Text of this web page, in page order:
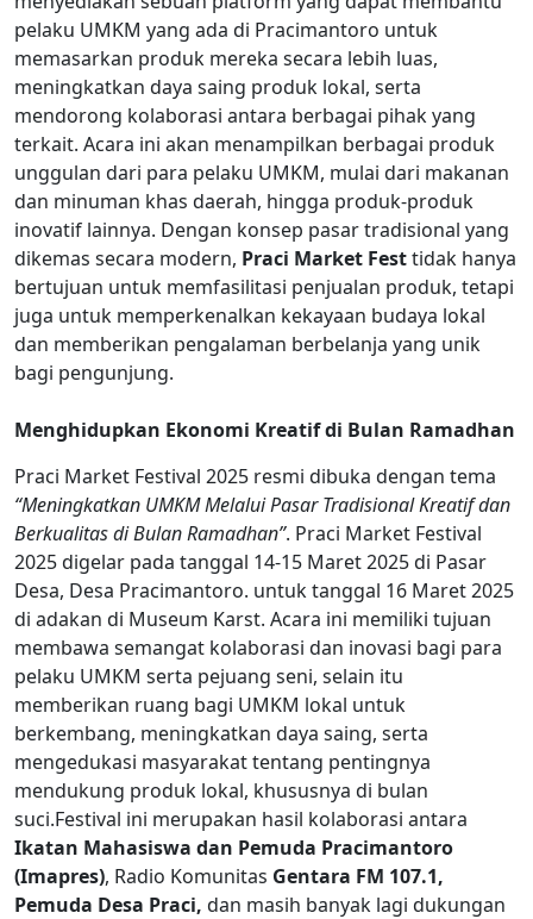
pelaku UMKM yang ada di Pracimantoro untuk
memasarkan produk mereka secara lebih luas,
meningkatkan daya saing produk lokal, serta
mendorong kolaborasi antara berbagai pihak yang
terkait. Acara ini akan menampilkan berbagai produk
unggulan dari para pelaku UMKM, mulai dari makanan
dan minuman khas daerah, hingga produk-produk
inovatif lainnya. Dengan konsep pasar tradisional yang
dikemas secara modern, Praci Market Festtidak hanya
bertujuan untuk memfasilitasi penjualan produk, tetapi
juga untuk memperkenalkan kekayaan budaya lokal
dan memberikan pengalaman berbelanja yang unik
bagi pengunjung.
Menghidupkan Ekonomi Kreatif di Bulan Ramadhan
Praci Market Festival 2025 resmi dibuka dengan tema
“Meningkatkan UMKM Melalui Pasar Tradisional Kreatif dan
Berkualitas di Bulan Ramadhan”. Praci Market Festival
2025 digelar pada tanggal 14-15 Maret 2025 di Pasar
Desa, Desa Pracimantoro. untuk tanggal 16 Maret 2025
di adakan di Museum Karst. Acara ini memiliki tujuan
membawa semangat kolaborasi dan inovasi bagi para
pelaku UMKM serta pejuang seni, selain itu
memberikan ruang bagi UMKM lokal untuk
berkembang, meningkatkan daya saing, serta
mengedukasi masyarakat tentang pentingnya
mendukung produk lokal, khususnya di bulan
suci.Festival ini merupakan hasil kolaborasi antara
Ikatan Mahasiswa dan Pemuda Pracimantoro
(Imapres), Radio Komunitas Gentara FM 107.1,
Pemuda Desa Praci, dan masih banyak lagi dukungan